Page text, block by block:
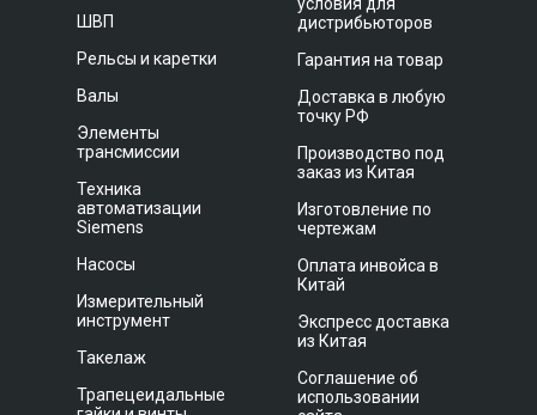
ШВП
Рельсы и каретки
Валы
Элементы
трансмиссии
Техника
автоматизации
Siemens
Насосы
Измерительный
инструмент
Такелаж
Трапецеидальные
дистрибьюторов
Гарантия на товар
Доставка в любую
точку РФ
Производство под
заказ из Китая
Изготовление по
чертежам
Оплата инвойса в
Китай
Экспресс доставка
из Китая
Соглашение об
использовании